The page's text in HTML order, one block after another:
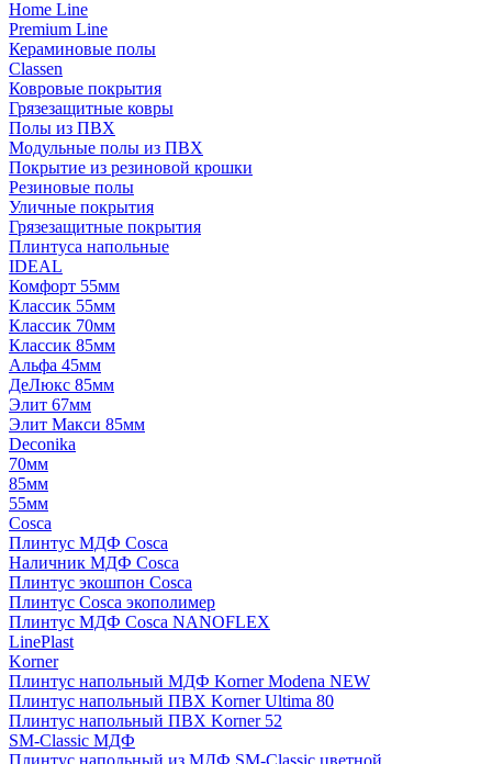
Home Line
Premium Line
Кераминовые полы
Classen
Ковровые покрытия
Грязезащитные ковры
Полы из ПВХ
Модульные полы из ПВХ
Покрытие из резиновой крошки
Резиновые полы
Уличные покрытия
Грязезащитные покрытия
Плинтуса напольные
IDEAL
Комфорт 55мм
Классик 55мм
Классик 70мм
Классик 85мм
Альфа 45мм
ДеЛюкс 85мм
Элит 67мм
Элит Макси 85мм
Deconika
70мм
85мм
55мм
Cosca
Плинтус МДФ Cosca
Наличник МДФ Cosca
Плинтус экошпон Cosca
Плинтус Cosca экополимер
Плинтус МДФ Cosca NANOFLEX
LinePlast
Korner
Плинтус напольный МДФ Korner Modena NEW
Плинтус напольный ПВХ Korner Ultima 80
Плинтус напольный ПВХ Korner 52
SM-Classic МДФ
Плинтус напольный из МДФ SM-Classic цветной